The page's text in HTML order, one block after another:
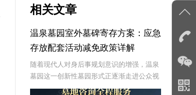
相关文章
温泉墓园室外墓碑寄存方案：应急
存放配套活动减免政策详解
随着现代人对身后事规划意识的增强，温泉
墓园这一创新性墓园形式正逐渐走进公众视
野。温泉墓园不仅营造了宁静祥和的环境氛